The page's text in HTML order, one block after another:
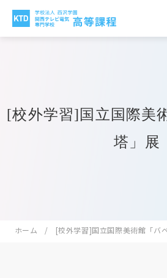
[校外学習]国立国際美
塔」展
ホーム [校外学習]国立国際美術館「バ